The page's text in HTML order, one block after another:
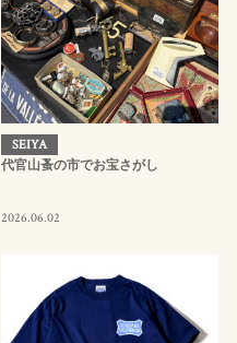
SEIYA
代官山蚤の市でお宝さがし
2026.06.02